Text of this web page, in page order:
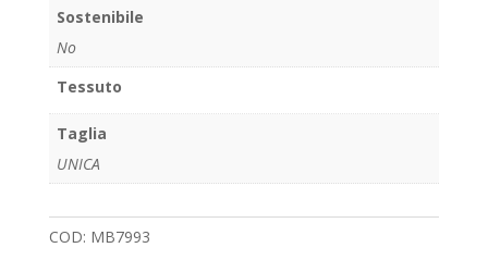
Sostenibile
No
Tessuto
Taglia
UNICA
COD: MB7993